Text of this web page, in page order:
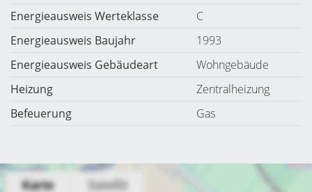
Energieausweis Werteklasse
C
Energieausweis Baujahr
1993
Energieausweis Gebäudeart
Wohngebäude
Heizung
Zentralheizung
Befeuerung
Gas